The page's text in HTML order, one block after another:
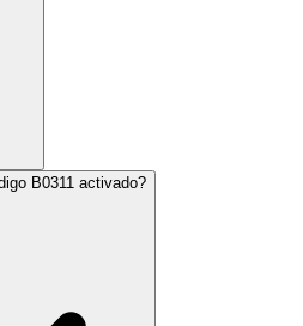
B0311 activado?